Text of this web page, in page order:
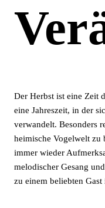
Der Herbst ist eine Zeit
eine Jahreszeit, in der
verwandelt. Besonders
heimische Vogelwelt zu
immer wieder
melodischer Gesang
zu einem beliebten